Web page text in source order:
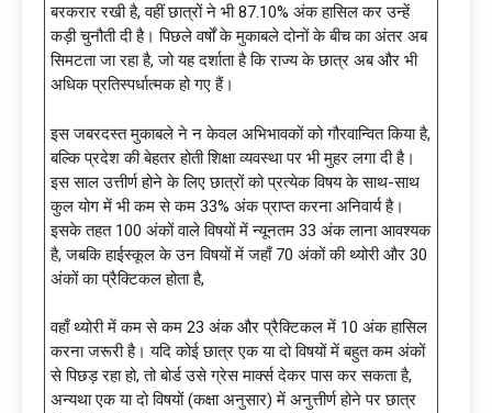
बरकरार रखी है, वहीं छात्रों ने भी 87.10% अंक हासिल कर उन्हें
कड़ी चुनौती दी है। पिछले वर्षों के मुकाबले दोनों के बीच का अंतर अब
सिमटता जा रहा है, जो यह दर्शाता है कि राज्य के छात्र अब और भी
अधिक प्रतिस्पर्धात्मक हो गए हैं।
इस जबरदस्त मुकाबले ने न केवल अभिभावकों को गौरवान्वित किया है,
बल्कि प्रदेश की बेहतर होती शिक्षा व्यवस्था पर भी मुहर लगा दी है।
इस साल उत्तीर्ण होने के लिए छात्रों को प्रत्येक विषय के साथ-साथ
कुल योग में भी कम से कम 33% अंक प्राप्त करना अनिवार्य है।
इसके तहत 100 अंकों वाले विषयों में न्यूनतम 33 अंक लाना आवश्यक
है, जबकि हाईस्कूल के उन विषयों में जहाँ 70 अंकों की थ्योरी और 30
अंकों का प्रैक्टिकल होता है,
वहाँ थ्योरी में कम से कम 23 अंक और प्रैक्टिकल में 10 अंक हासिल
करना जरूरी है। यदि कोई छात्र एक या दो विषयों में बहुत कम अंकों
से पिछड़ रहा हो, तो बोर्ड उसे ग्रेस मार्क्स देकर पास कर सकता है,
अन्यथा एक या दो विषयों (कक्षा अनुसार) में अनुत्तीर्ण होने पर छात्र